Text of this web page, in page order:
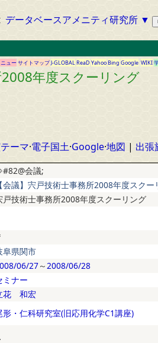
データベースアメニティ研究所 ▼
ューサイトマップJ-GLOBALReaD YahooBing Google WIKI
2008年度スクーリング
ーマ·電子国土·Google·地図 | 出張
会議;
【会議】宍戸技術士事務所2008年度スク
戸技術士事務所2008年度スクーリング
阜県関市
06/27～2008/06/28
ミナー
花 和宏
形・仁科研究室(旧応用化学C1講座)